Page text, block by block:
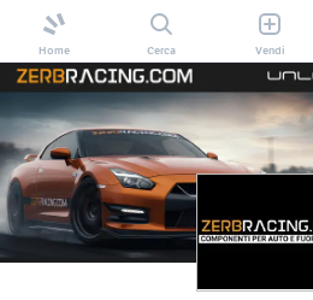
Home Cerca Vendi